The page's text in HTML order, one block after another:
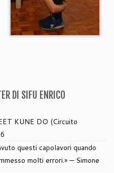
DI SIFU ENRICO
KUNE DO (Circuito
questi capolavori quando
molti errori.» — Simone